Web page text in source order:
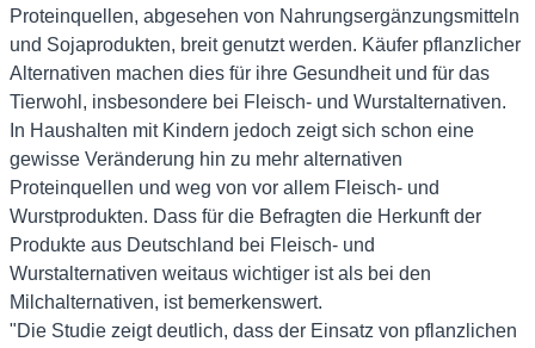
Proteinquellen, abgesehen von Nahrungsergänzungsmitteln
und Sojaprodukten, breit genutzt werden. Käufer pflanzlicher
Alternativen machen dies für ihre Gesundheit und für das
Tierwohl, insbesondere bei Fleisch- und Wurstalternativen.
In Haushalten mit Kindern jedoch zeigt sich schon eine
gewisse Veränderung hin zu mehr alternativen
Proteinquellen und weg von vor allem Fleisch- und
Wurstprodukten. Dass für die Befragten die Herkunft der
Produkte aus Deutschland bei Fleisch- und
Wurstalternativen weitaus wichtiger ist als bei den
Milchalternativen, ist bemerkenswert.
"Die Studie zeigt deutlich, dass der Einsatz von pflanzlichen